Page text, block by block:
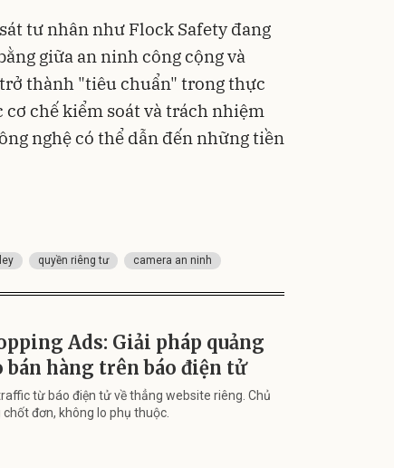
tư nhân như Flock Safety đang
giữa an ninh công cộng và
thành "tiêu chuẩn" trong thực
chế kiểm soát và trách nhiệm
nghệ có thể dẫn đến những tiền
quyền riêng tư camera an ninh
Ads: Giải pháp quảng
bán hàng trên báo điện tử
từ báo điện tử về thẳng website riêng. Chủ
chốt đơn, không lo phụ thuộc.